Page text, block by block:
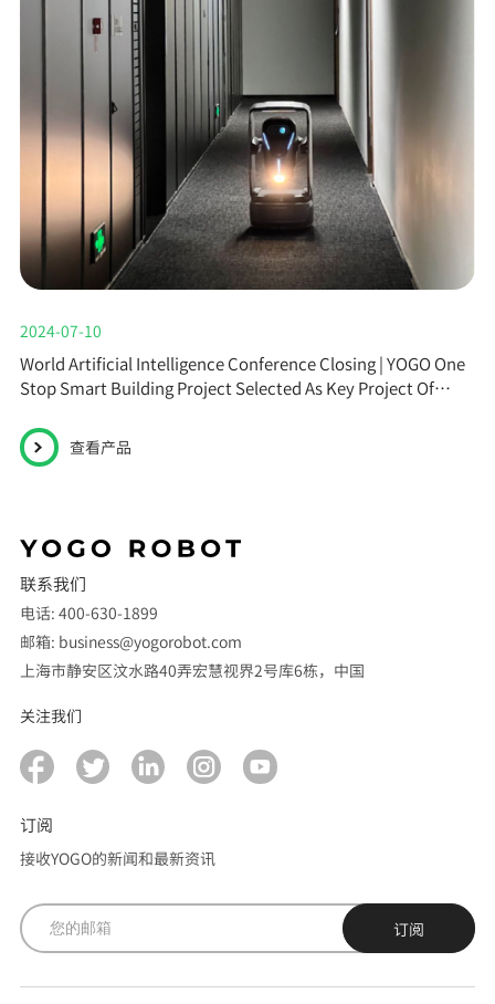
2024-07-10
World Artificial Intelligence Conference Closing | YOGO One
Stop Smart Building Project Selected As Key Project Of
查看产品
联系我们
电话: 400-630-1899
邮箱: business@yogorobot.com
上海市静安区汶水路40弄宏慧视界2号库6栋，中国
关注我们
订阅
接收YOGO的新闻和最新资讯